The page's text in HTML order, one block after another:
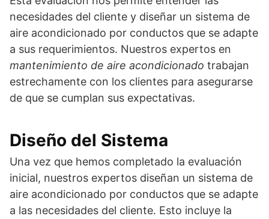
necesidades del cliente y diseñar un sistema de
aire acondicionado por conductos que se adapte
a sus requerimientos. Nuestros expertos en
mantenimiento de aire acondicionado trabajan
estrechamente con los clientes para asegurarse
de que se cumplan sus expectativas.
Diseño del Sistema
Una vez que hemos completado la evaluación
inicial, nuestros expertos diseñan un sistema de
aire acondicionado por conductos que se adapte
a las necesidades del cliente. Esto incluye la